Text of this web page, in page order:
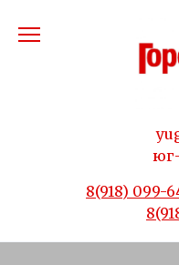
8(918) 099-